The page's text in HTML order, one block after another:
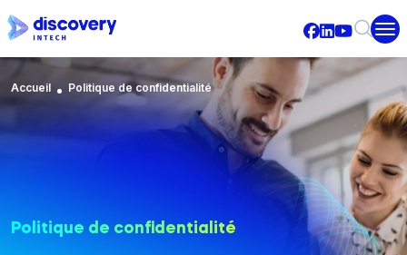
Politique de confidentialité
Fil d'Ariane
Accueil Politique de confidentialité